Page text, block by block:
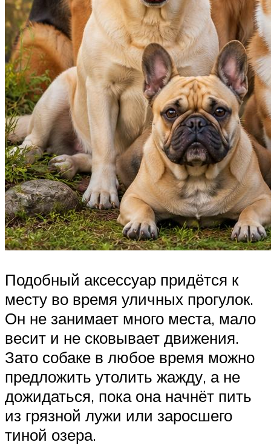
Подобный аксессуар придётся к
месту во время уличных прогулок.
Он не занимает много места, мало
весит и не сковывает движения.
Зато собаке в любое время можно
предложить утолить жажду, а не
дожидаться, пока она начнёт пить
из грязной лужи или заросшего
тиной озера.